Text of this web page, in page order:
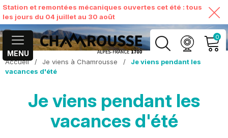
Station et remontées mécaniques ouvertes cet été : tous
les jours du 04 juillet au 30 août
MENU
0
MON COMPTE
VOIR MON PANIER
Accueil / Je viens à Chamrousse /
Je viens pendant les
vacances d'été
Je viens pendant les
vacances d'été